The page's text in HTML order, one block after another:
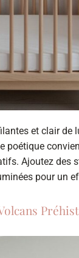
et clair de
poétique
Ajoutez des
pour un